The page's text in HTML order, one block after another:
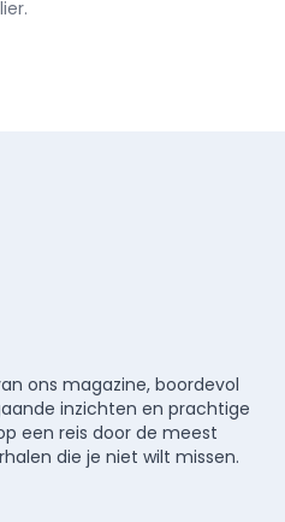
ons magazine, boordevol
inzichten en prachtige
een reis door de meest
die je niet wilt missen.